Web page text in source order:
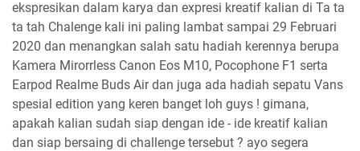
ekspresikan dalam karya dan expresi kreatif kalian di Ta ta
ta tah Chalenge kali ini paling lambat sampai 29 Februari
2020 dan menangkan salah satu hadiah kerennya berupa
Kamera Mirorrless Canon Eos M10, Pocophone F1 serta
Earpod Realme Buds Air dan juga ada hadiah sepatu Vans
spesial edition yang keren banget loh guys ! gimana,
apakah kalian sudah siap dengan ide - ide kreatif kalian
dan siap bersaing di challenge tersebut ? ayo segera